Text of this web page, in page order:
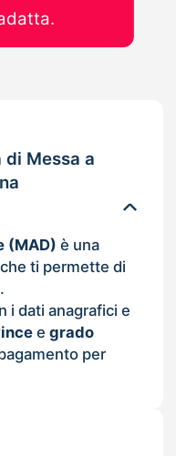
Messa a
(MAD) è una
che ti permette di
i dati anagrafici e
e grado
per